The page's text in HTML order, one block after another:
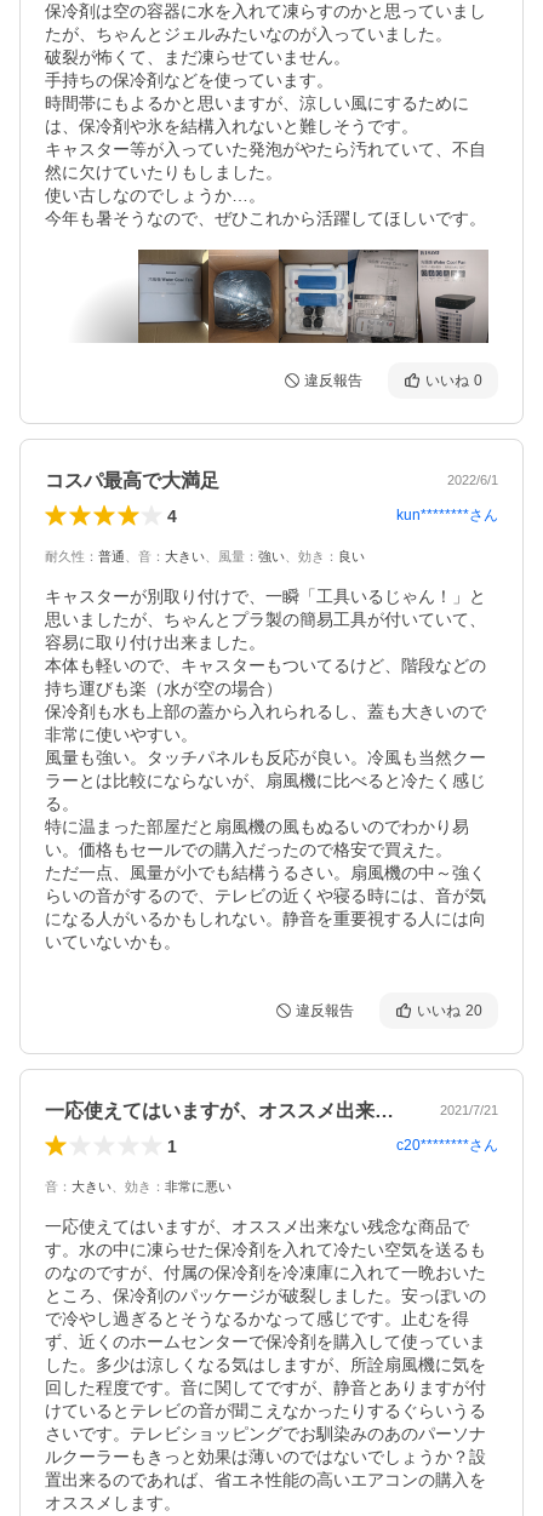
保冷剤は空の容器に水を入れて凍らすのかと思っていまし
たが、ちゃんとジェルみたいなのが入っていました。
破裂が怖くて、まだ凍らせていません。
手持ちの保冷剤などを使っています。
時間帯にもよるかと思いますが、涼しい風にするために
は、保冷剤や氷を結構入れないと難しそうです。
キャスター等が入っていた発泡がやたら汚れていて、不自
然に欠けていたりもしました。
使い古しなのでしょうか…。
今年も暑そうなので、ぜひこれから活躍してほしいです。
違反報告 いいね 0
コスパ最高で大満足 2022/6/1
4 kun********さん
耐久性 ： 普通 音 ： 大きい 風量 ： 強い 効き ： 良い
キャスターが別取り付けで、一瞬「工具いるじゃん！」と
思いましたが、ちゃんとプラ製の簡易工具が付いていて、
容易に取り付け出来ました。
本体も軽いので、キャスターもついてるけど、階段などの
持ち運びも楽（水が空の場合）
保冷剤も水も上部の蓋から入れられるし、蓋も大きいので
非常に使いやすい。
風量も強い。タッチパネルも反応が良い。冷風も当然クー
ラーとは比較にならないが、扇風機に比べると冷たく感じ
る。
特に温まった部屋だと扇風機の風もぬるいのでわかり易
い。価格もセールでの購入だったので格安で買えた。
ただ一点、風量が小でも結構うるさい。扇風機の中～強く
らいの音がするので、テレビの近くや寝る時には、音が気
になる人がいるかもしれない。静音を重要視する人には向
違反報告 いいね 20
一応使えてはいますが、オススメ出来ない… 2021/7/21
1 c20********さん
音 ： 大きい 効き ： 非常に悪い
一応使えてはいますが、オススメ出来ない残念な商品で
す。水の中に凍らせた保冷剤を入れて冷たい空気を送るも
のなのですが、付属の保冷剤を冷凍庫に入れて一晩おいた
ところ、保冷剤のパッケージが破裂しました。安っぽいの
で冷やし過ぎるとそうなるかなって感じです。止むを得
ず、近くのホームセンターで保冷剤を購入して使っていま
した。多少は涼しくなる気はしますが、所詮扇風機に気を
回した程度です。音に関してですが、静音とありますが付
けているとテレビの音が聞こえなかったりするぐらいうる
さいです。テレビショッピングでお馴染みのあのパーソナ
ルクーラーもきっと効果は薄いのではないでしょうか？設
置出来るのであれば、省エネ性能の高いエアコンの購入を
オススメします。